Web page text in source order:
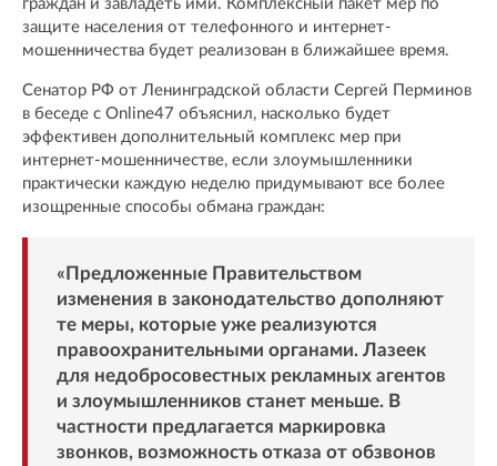
граждан и завладеть ими. Комплексный пакет мер по
защите населения от телефонного и интернет-
мошенничества будет реализован в ближайшее время.
Сенатор РФ от Ленинградской области Сергей Перминов
в беседе с Online47 объяснил, насколько будет
эффективен дополнительный комплекс мер при
интернет-мошенничестве, если злоумышленники
практически каждую неделю придумывают все более
изощренные способы обмана граждан:
«Предложенные Правительством
изменения в законодательство дополняют
те меры, которые уже реализуются
правоохранительными органами. Лазеек
для недобросовестных рекламных агентов
и злоумышленников станет меньше. В
частности предлагается маркировка
звонков, возможность отказа от обзвонов